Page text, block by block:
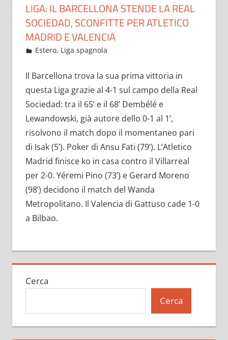
LIGA: IL BARCELLONA STENDE LA REAL
SOCIEDAD, SCONFITTE PER ATLETICO
MADRID E VALENCIA
Agosto 22, 2022
admin
Estero, Liga spagnola
Il Barcellona trova la sua prima vittoria in
questa Liga grazie al 4-1 sul campo della Real
Sociedad: tra il 65’ e il 68’ Dembélé e
Lewandowski, già autore dello 0-1 al 1’,
risolvono il match dopo il momentaneo pari
di Isak (5’). Poker di Ansu Fati (79’). L’Atletico
Madrid finisce ko in casa contro il Villarreal
per 2-0. Yéremi Pino (73’) e Gerard Moreno
(98’) decidono il match del Wanda
Metropolitano. Il Valencia di Gattuso cade 1-0
a Bilbao.
Cerca
Cerca